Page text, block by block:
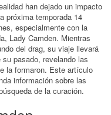
han dejado un impacto
próxima temporada 14
especialmente con la
Lady Camden. Mientras
del drag, su viaje llevará
pasado, revelando las
la formaron. Este artículo
información sobre las
de la curación.